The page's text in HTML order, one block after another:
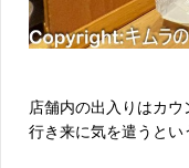
店舗内の出入りはカ
行き来に気を遣うとい